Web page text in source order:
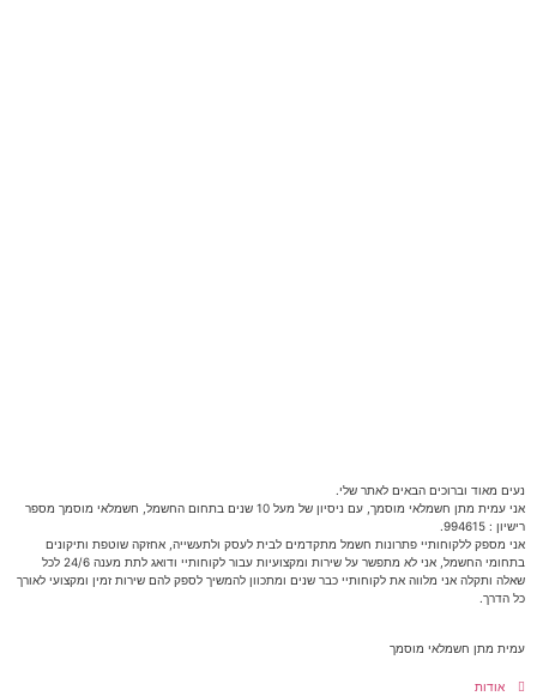
נעים מאוד וברוכים הבאים לאתר שלי.
אני עמית מתן חשמלאי מוסמך, עם ניסיון של מעל 10 שנים בתחום החשמל, חשמלאי מוסמך מספר
רישיון : 994615.
אני מספק ללקוחותיי פתרונות חשמל מתקדמים לבית לעסק ולתעשייה, אחזקה שוטפת ותיקונים
בתחומי החשמל, אני לא מתפשר על שירות ומקצועיות עבור לקוחותיי ודואג לתת מענה 24/6 לכל
שאלה ותקלה אני מלווה את לקוחותיי כבר שנים ומתכוון להמשיך לספק להם שירות זמין ומקצועי לאורך
כל הדרך.
עמית מתן חשמלאי מוסמך
אודות